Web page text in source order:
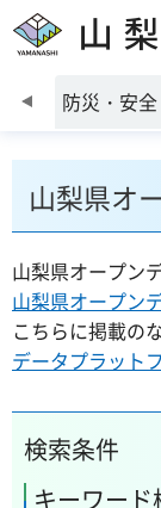
山梨県
前のスライ
防災・安全
山梨県オ
山梨県オープン
山梨県オープン
こちらに掲載の
データプラット
検索条件
キーワード